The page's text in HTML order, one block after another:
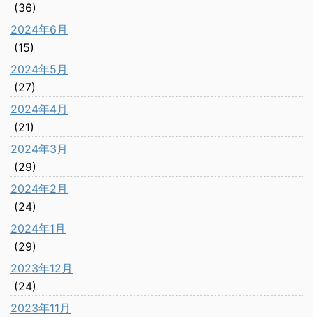
(36)
2024年6月
(15)
2024年5月
(27)
2024年4月
(21)
2024年3月
(29)
2024年2月
(24)
2024年1月
(29)
2023年12月
(24)
2023年11月